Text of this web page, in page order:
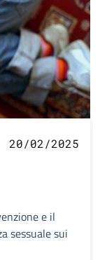
20/02/2025
e il
sessuale sui